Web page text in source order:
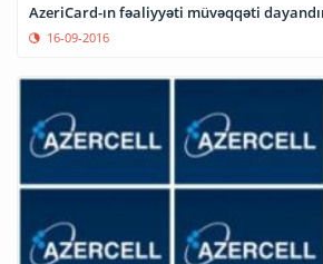
AzeriCard-ın fəaliyyəti müvəqqəti
16-09-2016